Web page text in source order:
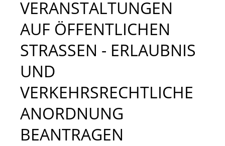
VERANSTALTUNGEN
AUF ÖFFENTLICHEN
STRASSEN - ERLAUBNIS U
ND V
ERKEHRSRECHTLICHE A
NORDNUNG B
EANTRAGEN